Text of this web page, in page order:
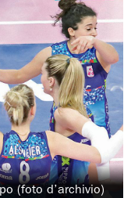
(foto d’archivio)